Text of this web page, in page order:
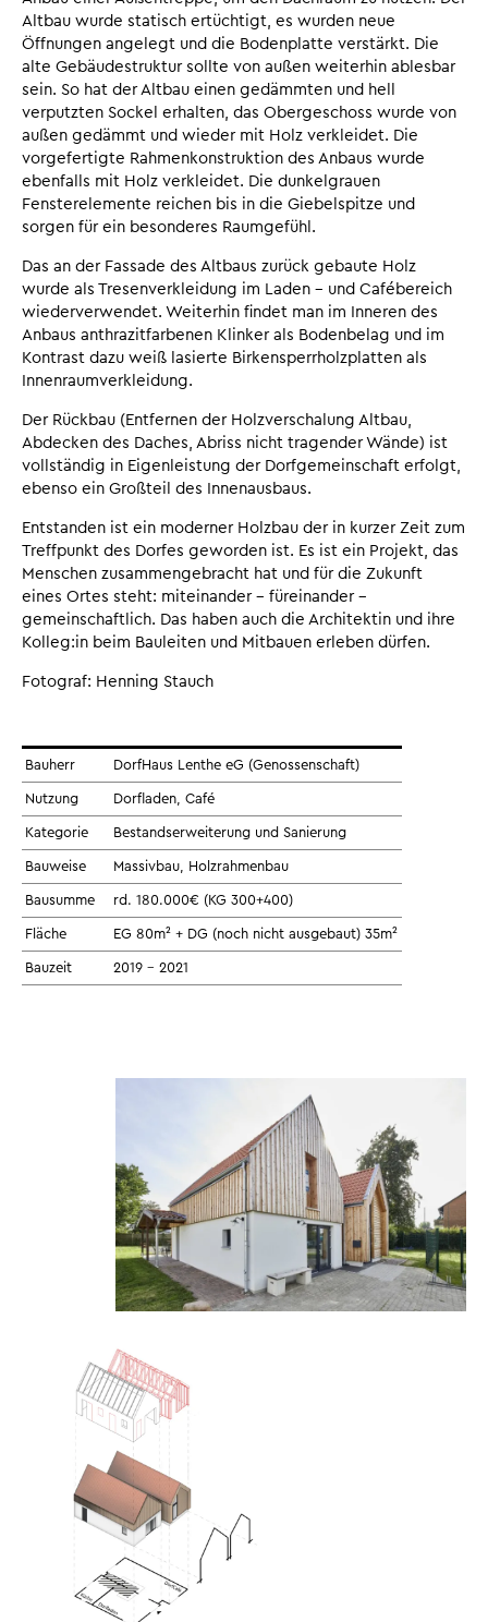
Altbau wurde statisch ertüchtigt, es wurden neue
Öffnungen angelegt und die Bodenplatte verstärkt. Die
alte Gebäudestruktur sollte von außen weiterhin ablesbar
sein. So hat der Altbau einen gedämmten und hell
verputzten Sockel erhalten, das Obergeschoss wurde von
außen gedämmt und wieder mit Holz verkleidet. Die
vorgefertigte Rahmenkonstruktion des Anbaus wurde
ebenfalls mit Holz verkleidet. Die dunkelgrauen
Fensterelemente reichen bis in die Giebelspitze und
sorgen für ein besonderes Raumgefühl.
Das an der Fassade des Altbaus zurück gebaute Holz
wurde als Tresenverkleidung im Laden – und Cafébereich
wiederverwendet. Weiterhin findet man im Inneren des
Anbaus anthrazitfarbenen Klinker als Bodenbelag und im
Kontrast dazu weiß lasierte Birkensperrholzplatten als
Innenraumverkleidung.
Der Rückbau (Entfernen der Holzverschalung Altbau,
Abdecken des Daches, Abriss nicht tragender Wände) ist
vollständig in Eigenleistung der Dorfgemeinschaft erfolgt,
ebenso ein Großteil des Innenausbaus.
Entstanden ist ein moderner Holzbau der in kurzer Zeit zum
Treffpunkt des Dorfes geworden ist. Es ist ein Projekt, das
Menschen zusammengebracht hat und für die Zukunft
eines Ortes steht: miteinander – füreinander –
gemeinschaftlich. Das haben auch die Architektin und ihre
Kolleg:in beim Bauleiten und Mitbauen erleben dürfen.
Fotograf: Henning Stauch
Bauherr DorfHaus Lenthe eG (Genossenschaft)
Nutzung Dorfladen, Café
Kategorie Bestandserweiterung und Sanierung
Bauweise Massivbau, Holzrahmenbau
Bausumme rd. 180.000€ (KG 300+400)
Fläche EG 80m² + DG (noch nicht ausgebaut) 35m²
Bauzeit 2019 - 2021